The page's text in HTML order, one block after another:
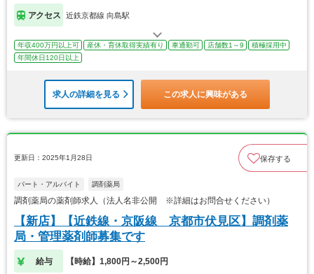
アクセス 近鉄京都線 向島駅
年収400万円以上可 産休・育休取得実績有り 車通勤可 店舗数1～9
積極採用中
年間休日120日以上
求人の詳細を見る この求人に興味がある
更新日：2025年1月28日 保存する
パート・アルバイト 調剤薬局
調剤薬局の薬剤師求人（法人名非公開 ※詳細はお問合せください）
【新店】【近鉄線・京阪線 京都市伏見区】調剤薬
局・管理薬剤師募集です
給与 【時給】1,800円～2,500円